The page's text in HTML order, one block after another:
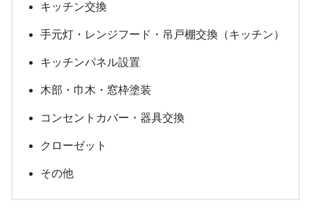
キッチン交換
手元灯・レンジフード・吊戸棚交換（キッチン）
キッチンパネル設置
木部・巾木・窓枠塗装
コンセントカバー・器具交換
クローゼット
その他